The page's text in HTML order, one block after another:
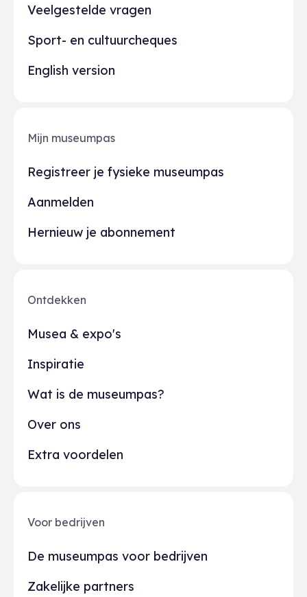
Veelgestelde vragen
Sport- en cultuurcheques
English version
Ontdekken
Musea & expo's
Inspiratie
Wat is de museumpas?
Over ons
Extra voordelen
Voor bedrijven
De museumpas voor bedrijven
Zakelijke partners
Mijn museumpas
Registreer je fysieke museumpas
Aanmelden
Hernieuw je abonnement